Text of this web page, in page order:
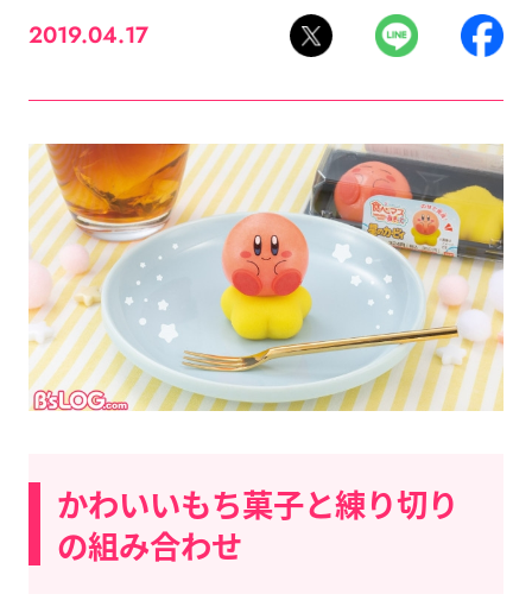
2019.04.17
かわいいもち菓子と練り切り
の組み合わせ